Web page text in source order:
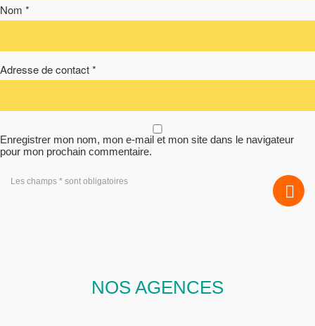
Nom *
Adresse de contact *
Enregistrer mon nom, mon e-mail et mon site dans le navigateur
pour mon prochain commentaire.
Les champs * sont obligatoires
NOS AGENCES